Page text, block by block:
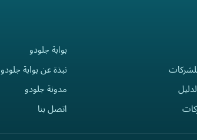
بوابة جلودو
نبذة عن بوابة جلودو
مدونة جلودو
اتصل بنا